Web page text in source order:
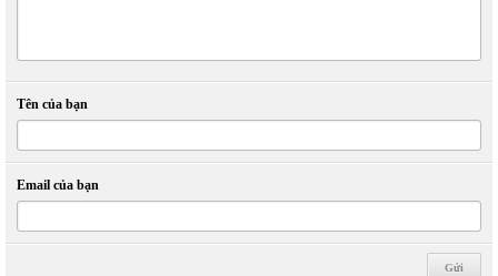
Tên của bạn
Email của bạn